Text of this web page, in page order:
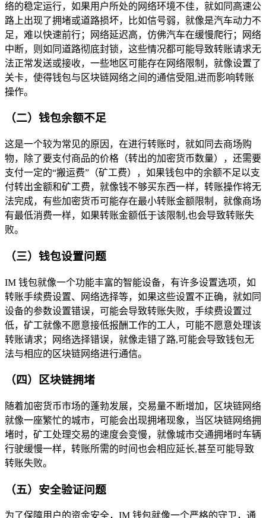
络的稳定运行，如果用户所处的网络环境不佳，就如同高速公
路上出现了拥堵或道路损坏，比如信号弱，就像是汽车动力不
足，难以快速前行；网络延迟高，仿佛汽车在缓慢爬行；网络
中断，则如同道路彻底封锁，这些情况都可能导致转账请求无
法正常发送或接收，一些地区可能存在网络限制，就像设置了
关卡，使得钱包与区块链网络之间的通信受阻,进而影响转账
操作。
（二）钱包余额不足
这是一个较为常见的原因，在进行转账时，就如同去商场购
物，除了要支付商品的价格（转出的加密货币数量），还需要
支付一定的“搬运费”（矿工费），如果钱包中的余额不足以支
付转出金额和矿工费，就像钱不够买东西一样，转账操作将无
法完成，有些加密货币可能存在最小转账金额限制，就像商场
有最低消费一样，如果转账金额低于该限制,也会导致转账失
败。
（三）钱包设置问题
IM 钱包就像一个功能丰富的智能设备，有许多设置选项，如
转账手续费设置、网络选择等，如果这些设置不正确，就如同
设备的参数设置错误，可能会导致转账失败，手续费设置过
低，矿工就像不愿意接低报酬工作的工人，可能不愿意处理该
转账请求；网络选择错误，就像走错了路,可能会导致钱包无
法与相应的区块链网络进行通信。
（四）区块链拥堵
随着加密货币市场的蓬勃发展，交易量不断增加，区块链网络
就像一座繁忙的城市，可能会出现拥堵现象，当区块链网络拥
堵时，矿工处理交易的速度会变慢，就像城市交通拥堵时车辆
行驶缓慢一样，转账所需的时间也会相应延长,甚至可能导致
转账失败。
（五）安全验证问题
为了保障用户的资金安全，IM 钱包就像一个严格的守卫，通